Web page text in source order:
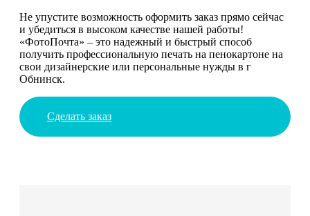
Не упустите возможность оформить заказ прямо сейчас
и убедиться в высоком качестве нашей работы!
«ФотоПочта» – это надежный и быстрый способ
получить профессиональную печать на пенокартоне на
свои дизайнерские или персональные нужды в г
Обнинск.
Сделать заказ